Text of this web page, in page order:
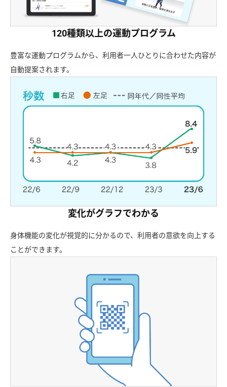
120種類以上の運動プログラム
豊富な運動プログラムから、利用者一人ひとりに合わせた内容が
自動提案されます。
変化がグラフでわかる
身体機能の変化が視覚的に分かるので、利用者の意欲を向上する
ことができます。